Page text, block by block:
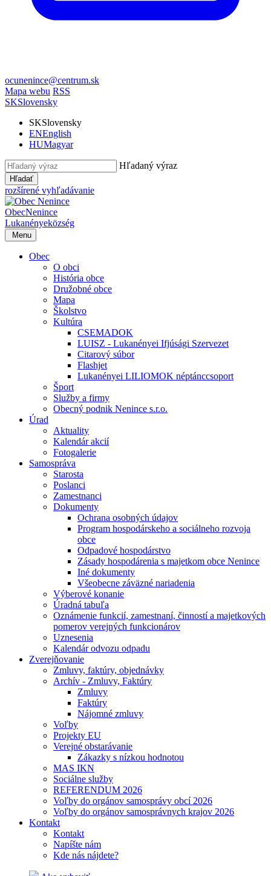
ocunenince@centrum.sk
Mapa webu RSS
SKSlovensky
SKSlovensky
ENEnglish
HUMagyar
Hľadaný výraz
Hľadať
rozšírené vyhľadávanie
ObecNenince
Lukanényeközség
Menu
Obec
O obci
História obce
Družobné obce
Mapa
Školstvo
Kultúra
CSEMADOK
LUISZ - Lukanényei Ifjúsági Szervezet
Citarový súbor
Flashjet
Lukanényei LILIOMOK néptánccsoport
Šport
Služby a firmy
Obecný podnik Nenince s.r.o.
Úrad
Aktuality
Kalendár akcií
Fotogalerie
Samospráva
Starosta
Poslanci
Zamestnanci
Dokumenty
Ochrana osobných údajov
Program hospodárskeho a sociálneho rozvoja
obce
Odpadové hospodárstvo
Zásady hospodárenia s majetkom obce Nenince
Iné dokumenty
Všeobecne záväzné nariadenia
Výberové konanie
Úradná tabuľa
Oznámenie funkcií, zamestnaní, činností a majetkových
pomerov verejných funkcionárov
Uznesenia
Kalendár odvozu odpadu
Zverejňovanie
Zmluvy, faktúry, objednávky
Archív - Zmluvy, Faktúry
Zmluvy
Faktúry
Nájomné zmluvy
Voľby
Projekty EU
Verejné obstarávanie
Zákazky s nízkou hodnotou
MAS IKN
Sociálne služby
REFERENDUM 2026
Voľby do orgánov samosprávy obcí 2026
Voľby do orgánov samosprávnych krajov 2026
Kontakt
Kontakt
Napíšte nám
Kde nás nájdete?